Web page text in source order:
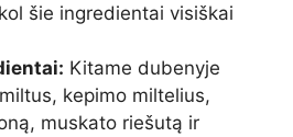
šie ingredientai visiškai
Kitame dubenyje
kepimo miltelius,
muskato riešutą ir